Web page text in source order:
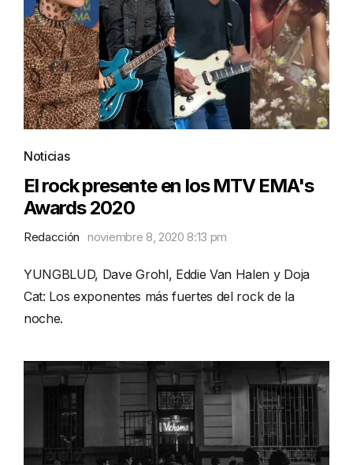
Noticias
El rock presente en los MTV EMA's
Awards 2020
Redacción noviembre 8, 2020 8:13 pm
YUNGBLUD, Dave Grohl, Eddie Van Halen y Doja
Cat: Los exponentes más fuertes del rock de la
noche.